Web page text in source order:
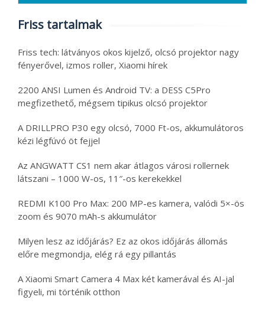
Friss tartalmak
Friss tech: látványos okos kijelző, olcsó projektor nagy
fényerővel, izmos roller, Xiaomi hírek
2200 ANSI Lumen és Android TV: a DESS C5Pro
megfizethető, mégsem tipikus olcsó projektor
A DRILLPRO P30 egy olcsó, 7000 Ft-os, akkumulátoros
kézi légfúvó öt fejjel
Az ANGWATT CS1 nem akar átlagos városi rollernek
látszani – 1000 W-os, 11″-os kerekekkel
REDMI K100 Pro Max: 200 MP-es kamera, valódi 5×-ös
zoom és 9070 mAh-s akkumulátor
Milyen lesz az időjárás? Ez az okos időjárás állomás
előre megmondja, elég rá egy pillantás
A Xiaomi Smart Camera 4 Max két kamerával és AI-jal
figyeli, mi történik otthon